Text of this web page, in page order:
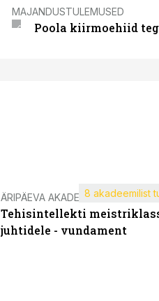
MAJANDUSTULEMUSED
Poola kiirmoehiid
ÄRIPÄEVA AKADEEMIA
Tehisintellekti
juhtidele - vundament
8 akadeemilist